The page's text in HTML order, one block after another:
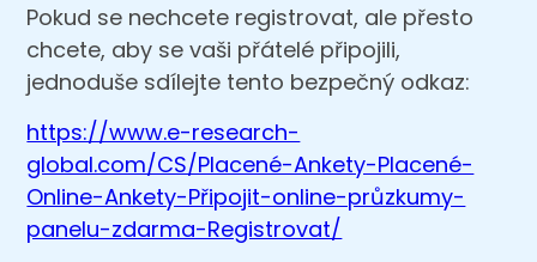
Pokud se nechcete registrovat, ale přesto
chcete, aby se vaši přátelé připojili,
jednoduše sdílejte tento bezpečný odkaz:
https://www.e-research-
global.com/CS/Placené-Ankety-Placené-
Online-Ankety-Připojit-online-průzkumy-
panelu-zdarma-Registrovat/